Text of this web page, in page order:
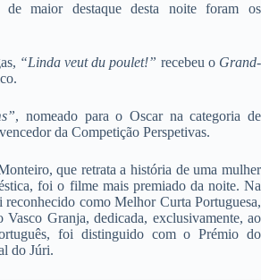
de maior destaque desta noite foram os
“Linda veut du poulet!” recebeu o Grand-
, nomeado para o Oscar na categoria de
da Competição Perspetivas.
que retrata a história de uma mulher
foi o filme mais premiado da noite. Na
reconhecido como Melhor Curta Portuguesa,
Vasco Granja, dedicada, exclusivamente, ao
foi distinguido com o Prémio do
do Júri.